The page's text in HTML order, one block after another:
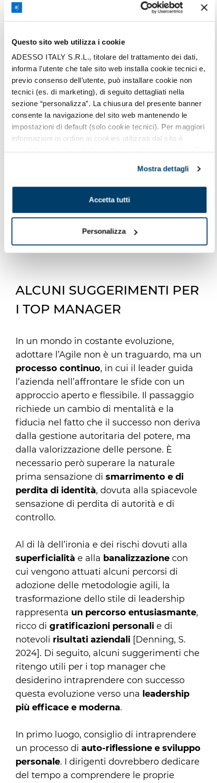
Questo sito web utilizza i cookie
ADESSO ITALY S.R.L., titolare del trattamento dei dati,
informa l’utente che tale sito web installa cookie tecnici e,
previo consenso dell’utente, può installare cookie non
tecnici (es. di marketing), di seguito dettagliati nella
sezione “personalizza”. La chiusura del presente banner
consente la navigazione del sito web mantenendo le
impostazioni di default (solo cookie tecnici). Per maggiori
informazioni in ordine ai cookies utilizzati dal sito è
seguito mediante il pulsante presente a sinistra in basso,
della pagina web.
Mostra dettagli
Accetta tutti
Personalizza
2009]. È fondamentale assicurarsi che gli
obiettivi aziendali e i sistemi di
semprepiù coerenti con i principi agili
Questo potrebbe richiedere una revisione
dei sistemi di valutazione delle
performance e dei meccanismi di
riconoscimento. Adattare questi elementi
permette di sostenere e consolidare la
trasformazione, garantendo che gli sforzi
dei team siano indirizzati nella giusta
questo modo, si crea un ambiente in cui i
ad affrontare le attuali sfide di mercato.
ALCUNI SUGGERIMENTI PER
I TOP MANAGER
In un mondo in costante evoluzione,
adottare l’Agile non è un traguardo, ma un
processo continuo, in cui il leader guida
l’azienda nell’affrontare le sfide con un
approccio aperto e flessibile. Il passaggio
richiede un cambio di mentalità e la
fiducia nel fatto che il successo non deriva
dalla gestione autoritaria del potere, ma
dalla valorizzazione delle persone. È
necessario però superare la naturale
prima sensazione di smarrimento e di
perdita di identità, dovuta alla spiacevole
sensazione di perdita di autorità e di
controllo.
Al di là dell’ironia e dei rischi dovuti alla
superficialità e alla banalizzazione con
cui vengono attuati alcuni percorsi di
adozione delle metodologie agili, la
trasformazione dello stile di leadership
rappresenta un percorso entusiasmante,
ricco di gratificazioni personali e di
notevoli risultati aziendali [Denning, S.
2024]. Di seguito, alcuni suggerimenti che
ritengo utili per i top manager che
desiderino intraprendere con successo
questa evoluzione verso una leadership
più efficace e moderna.
In primo luogo, consiglio di intraprendere
un processo di auto-riflessione e sviluppo
personale. I dirigenti dovrebbero dedicare
del tempo a comprendere le proprie